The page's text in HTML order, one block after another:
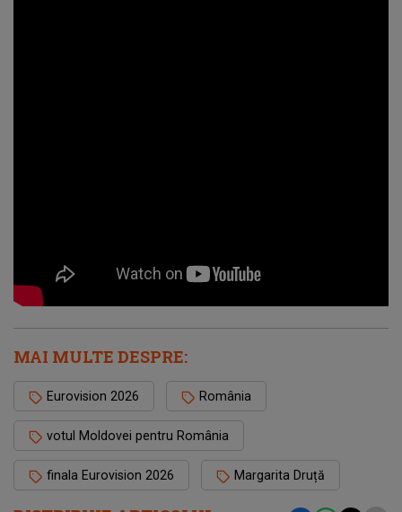
MAI MULTE DESPRE:
Eurovision 2026 România
votul Moldovei pentru România
finala Eurovision 2026 Margarita Druță